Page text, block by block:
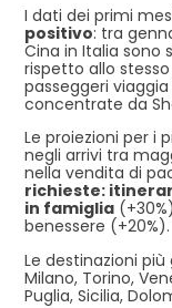
I dati dei primi
positivo: tra
Cina in Italia sono
rispetto allo
passeggeri
concentrate da
Le proiezioni per i
negli arrivi tra
nella vendita di
richieste:
in famiglia
benessere (+20%).
Le destinazioni
Milano, Torino,
Puglia, Sicilia,